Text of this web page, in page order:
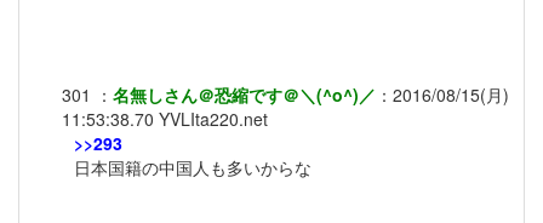
301 ： 名無しさん＠恐縮です＠＼(^o^)／ ： 2016/08/15(月)
11:53:38.70 YVLIta220.net
>>293
日本国籍の中国人も多いからな